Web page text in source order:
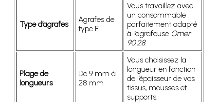
Type d’agrafes
Agrafes de
type E
Vous travaillez avec
un consommable
parfaitement adapté
à l’agrafeuse Omer
90.28.
Plage de
longueurs
De 9 mm à
28 mm
Vous choisissez la
longueur en fonction
de l’épaisseur de vos
tissus, mousses et
supports.